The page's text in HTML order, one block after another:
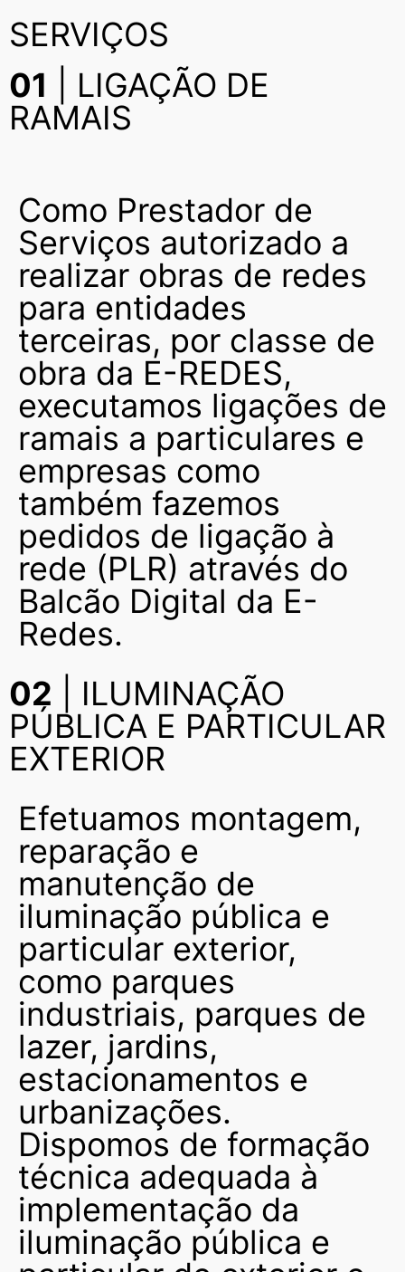
SERVIÇOS
01 | LIGAÇÃO DE
RAMAIS
Como Prestador de
Serviços autorizado a
realizar obras de redes
para entidades
terceiras, por classe de
obra da E-REDES,
executamos ligações de
ramais a particulares e
empresas como
também fazemos
pedidos de ligação à
rede (PLR) através do
Balcão Digital da E-
Redes.
02 | ILUMINAÇÃO
PÚBLICA E PARTICULAR
EXTERIOR
Efetuamos montagem,
reparação e
manutenção de
iluminação pública e
particular exterior,
como parques
industriais, parques de
lazer, jardins,
estacionamentos e
urbanizações.
Dispomos de formação
técnica adequada à
implementação da
iluminação pública e